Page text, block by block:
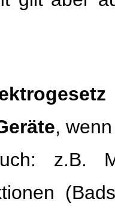
,
z.B.